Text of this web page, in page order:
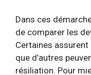
Dans ces
de comparer les
Certaines
que d’autres
résiliation. Pour